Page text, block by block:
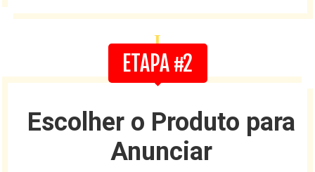
I
ETAPA #2
Escolher o Produto para
Anunciar